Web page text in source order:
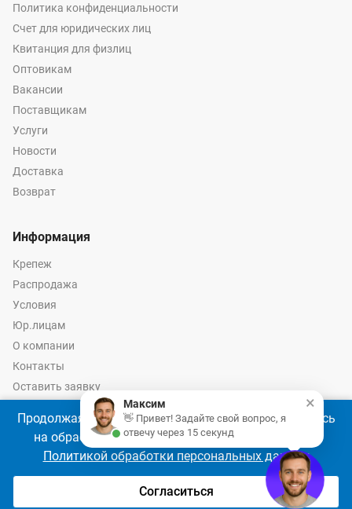
Политика конфиденциальности
Счет для юридических лиц
Квитанция для физлиц
Оптовикам
Вакансии
Поставщикам
Услуги
Новости
Доставка
Возврат
Информация
Крепеж
Распродажа
Условия
Юр.лицам
О компании
Контакты
Оставить заявку
Калькулятор крепежа
© 2026 год Оптово-розничные продажи крепежа и инструмента -
Ремкреп.ру
Продолжая использовать наш сайт, Вы соглашаетесь
на обработку файлов cookie 🍪 в соответствии с
Политикой обработки персональных данных
Согласиться
×
Максим
👋 Привет! Задайте свой вопрос, я
отвечу через 15 секунд